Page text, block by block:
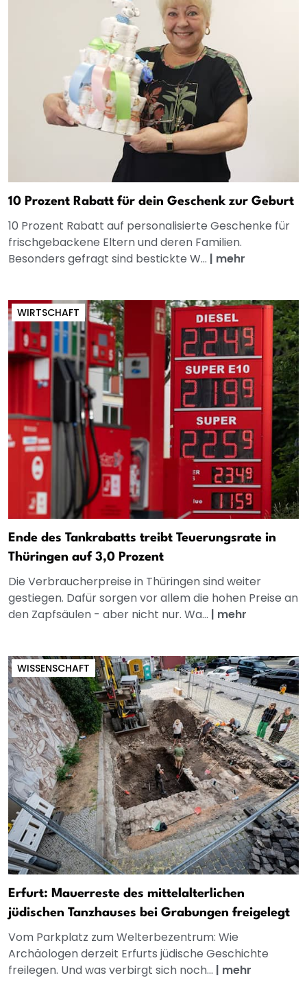
10 Prozent Rabatt für dein Geschenk zur Geburt
10 Prozent Rabatt auf personalisierte Geschenke für
frischgebackene Eltern und deren Familien.
Besonders gefragt sind bestickte W... | mehr
WIRTSCHAFT
Ende des Tankrabatts treibt Teuerungsrate in
Thüringen auf 3,0 Prozent
Die Verbraucherpreise in Thüringen sind weiter
gestiegen. Dafür sorgen vor allem die hohen Preise an
den Zapfsäulen - aber nicht nur. Wa... | mehr
WISSENSCHAFT
Erfurt: Mauerreste des mittelalterlichen
jüdischen Tanzhauses bei Grabungen freigelegt
Vom Parkplatz zum Welterbezentrum: Wie
Archäologen derzeit Erfurts jüdische Geschichte
freilegen. Und was verbirgt sich noch... | mehr